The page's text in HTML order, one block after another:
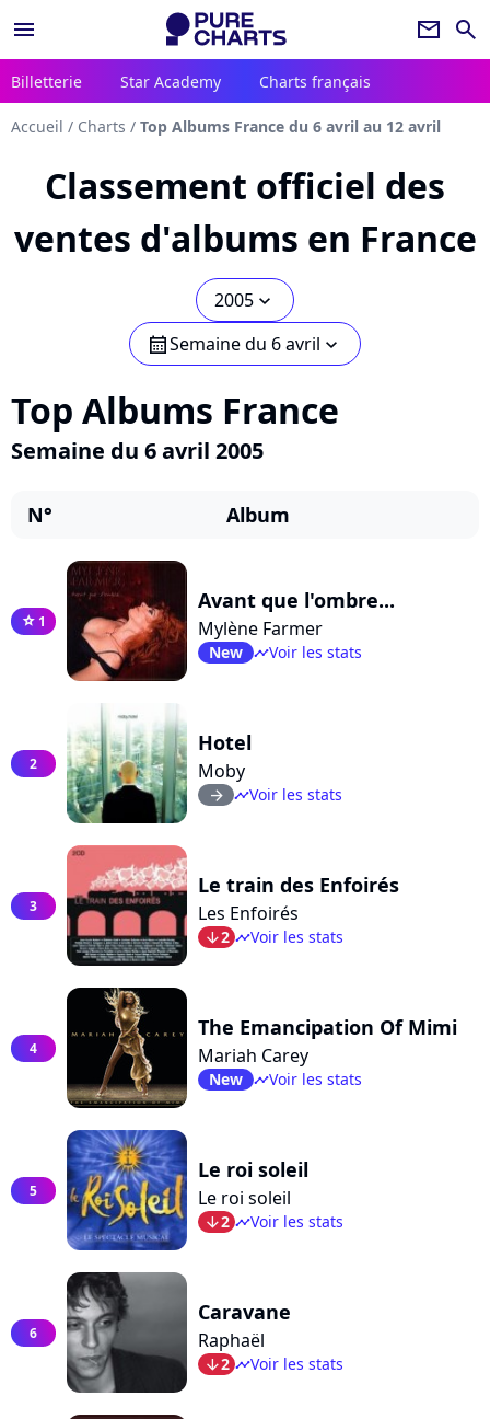
menu newsletter search
Billetterie Star Academy Charts français
Accueil / Charts / Top Albums France du 6 avril au 12 avril
Classement officiel des
ventes d'albums en France
2005 chevron_bot
calendarSemaine du 6 avril chevron_bot
Top Albums France
Semaine du 6 avril 2005
N° Album
star 1
Avant que l'ombre...
Mylène Farmer
New timelineVoir les stats
2
Hotel
Moby
arrow_right timelineVoir les stats
3
Le train des Enfoirés
Les Enfoirés
arrow_bot2 timelineVoir les stats
4
The Emancipation Of Mimi
Mariah Carey
New timelineVoir les stats
5
Le roi soleil
Le roi soleil
arrow_bot2 timelineVoir les stats
6
Caravane
Raphaël
arrow_bot2 timelineVoir les stats